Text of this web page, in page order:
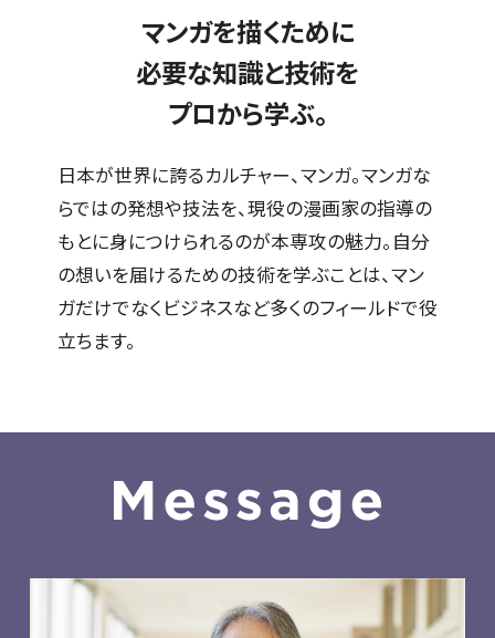
マンガを描くために
必要な知識と技術を
プロから学ぶ。
日本が世界に誇るカルチャー、マンガ。マンガな
らではの発想や技法を、現役の漫画家の指導の
もとに身につけられるのが本専攻の魅力。 自分
の想いを届けるための技術を学ぶことは、マン
ガだけでなく ビジネスなど多くのフィールドで役
立ちます。